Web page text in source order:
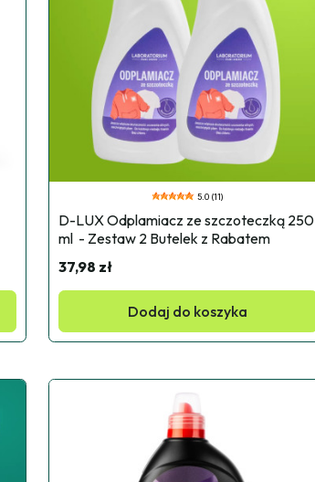
5.0 (11)
D-LUX Odplamiacz ze szczoteczką 250
ml  - Zestaw 2 Butelek z Rabatem
37,98 zł
Dodaj do koszyka